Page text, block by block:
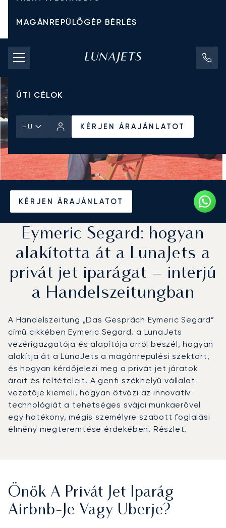
MAGÁNREPÜLŐGÉP BÉRLÉS
CHARTER ÁRAK
MAGÁNREPÜLŐGÉPEK
ÚTI CÉLOK
HU KÉRJEN ÁRAJÁNLATOT
KÉRJEN ÁRAJÁNLATOT
Kezdőlap Hírek és Betekintés
Eymeric Segard: hogyan
alakította át a LunaJets a
privát jet iparágat – interjú
a Handelszeitungban
A Handelszeitung „Das Gespräch Eymeric Segard”
című cikkében Eymeric Segard, a LunaJets
vezérigazgatója és alapítója arról beszél, hogyan
alakítja át a LunaJets a magánrepülési szektort,
és hogyan kérdőjelezi meg a privát jet járatok
árait és feltételeit. A genfi székhelyű vállalat
vezetője kiemeli, hogyan ötvözi az innovatív
technológiát a tehetséges svájci munkaerővel
egy hatékony, mégis személyre szabott foglalási
élmény megteremtése érdekében. Részlet.
Önök A Privát Jet Iparág
Airbnb-Je Vagy Uberje?